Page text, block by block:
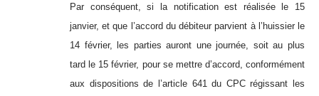
Par conséquent, si la notification est réalisée le 15
janvier, et que l’accord du débiteur parvient à l’huissier le
14 février, les parties auront une journée, soit au plus
tard le 15 février, pour se mettre d’accord, conformément
aux dispositions de l’article 641 du CPC régissant les